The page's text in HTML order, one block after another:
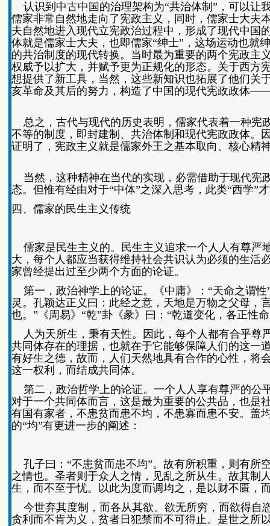
认识到中古中国的治理架构为“共治体制”，可以让
儒家非常自然地走向了宪政主义，同时，儒家士大夫
夫自然地进入现代立宪政治过程中，形成了现代中国
体就是儒家士大夫，也即儒家“绅士”，这场运动也就
的共治制度的现代转换。当时最为重要的两个宪政主
权威予以扩大，并赋予更为正规化的形态。关于西方
想提供了新工具，当然，这些新知识也拓展了他们关
亥革命及其后的努力，构造了中国的现代宪政政体
总之，古代与现代的历史表明，儒家代表着一种宪
不等的制度，即封建制、共治体制和现代宪政政体。
证明了，宪政主义就是儒家外王之基本取向、核心精
当然，这种精神在当代的实现，必需借助于现代宪
态。但惟有经由对于“中体”之深入思考，此类“西学”
四、儒家的民生主义传统
儒家是民生主义的。民生主义追求一个人人有尊严
大，每个人都应当获得维持社会共识认为必须的生活
家曾经提出过至少两个方面的论证。
第一，政治神学上的论证。《中庸》：“天命之谓性
灵。孔颖达正义曰：此经之意，天地是万物之父母，
也。”《周易》“乾”卦《彖》曰：“乾道变化，各正性
人为天所生，秉有天性。因此，每个人都有合乎尊
共同体存在的理据，也就在于它能够保障人们的这一
有好生之德，故而，人们天然地具有合作的心性，将
这一权利，而结成共同体。
第二，政治哲学上的论证。一个人人享有尊严的公
对于一个共同体而言，这是最为重要的公共品，也是
有国有家者，不患贫而患不均，不患寡而患不安。盖
的“均”有更进一步的阐述：
孔子曰：“不患贫而患不均”。故有所积重，则有所
之情也。圣者则于众人之情，见乱之所从生。故其制
生，而不至于忧。以此为度而调均之，是以财不匮，
今世弃其度制，而各从其欲。欲无所穷，而欲得自
贪利而不肯为义，贫者日犯禁而不可得止。是世之所